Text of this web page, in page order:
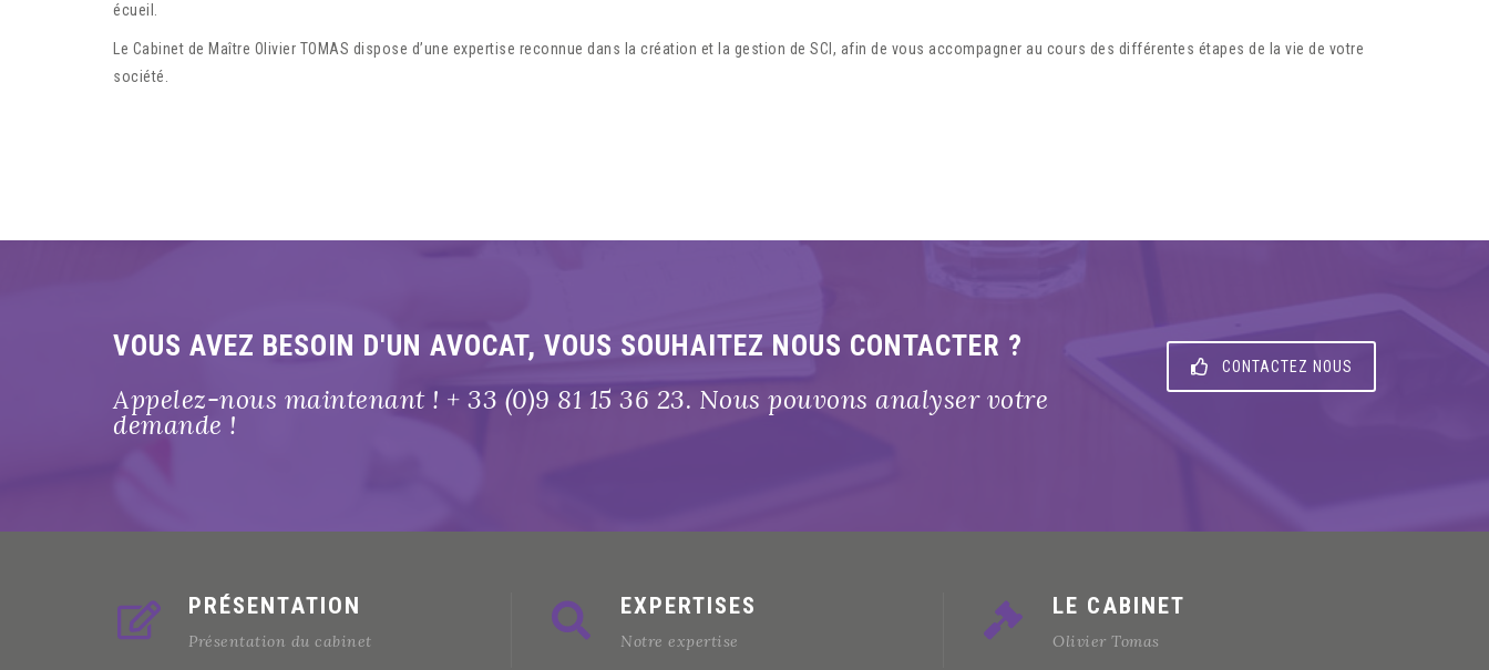
écueil.
Le Cabinet de Maître Olivier TOMAS dispose d’une expertise reconnue dans la création et la gestion de SCI, afin de vous accompagner au cours des différentes étapes de la vie de votre
société.
VOUS AVEZ BESOIN D'UN AVOCAT, VOUS SOUHAITEZ NOUS CONTACTER ?
Appelez-nous maintenant ! + 33 (0)9 81 15 36 23. Nous pouvons analyser votre
demande !
CONTACTEZ NOUS
PRÉSENTATION
Présentation du cabinet
EXPERTISES
Notre expertise
LE CABINET
Olivier Tomas